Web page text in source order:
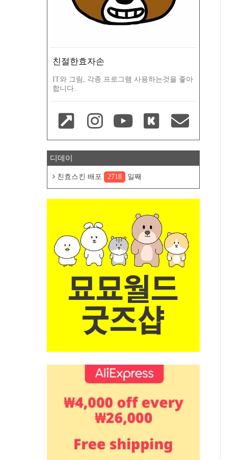
친절한효자손
IT와 그림, 각종 프로그램 사용하는것을 좋아
합니다.
디데이
친효스킨 배포 2718 일째